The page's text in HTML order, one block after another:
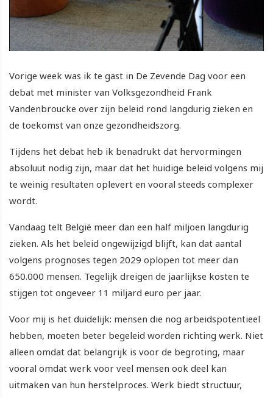
Vorige week was ik te gast in De Zevende Dag voor een
debat met minister van Volksgezondheid Frank
Vandenbroucke over zijn beleid rond langdurig zieken en
de toekomst van onze gezondheidszorg.
Tijdens het debat heb ik benadrukt dat hervormingen
absoluut nodig zijn, maar dat het huidige beleid volgens mij
te weinig resultaten oplevert en vooral steeds complexer
wordt.
Vandaag telt België meer dan een half miljoen langdurig
zieken. Als het beleid ongewijzigd blijft, kan dat aantal
volgens prognoses tegen 2029 oplopen tot meer dan
650.000 mensen. Tegelijk dreigen de jaarlijkse kosten te
stijgen tot ongeveer 11 miljard euro per jaar.
Voor mij is het duidelijk: mensen die nog arbeidspotentieel
hebben, moeten beter begeleid worden richting werk. Niet
alleen omdat dat belangrijk is voor de begroting, maar
vooral omdat werk voor veel mensen ook deel kan
uitmaken van hun herstelproces. Werk biedt structuur,